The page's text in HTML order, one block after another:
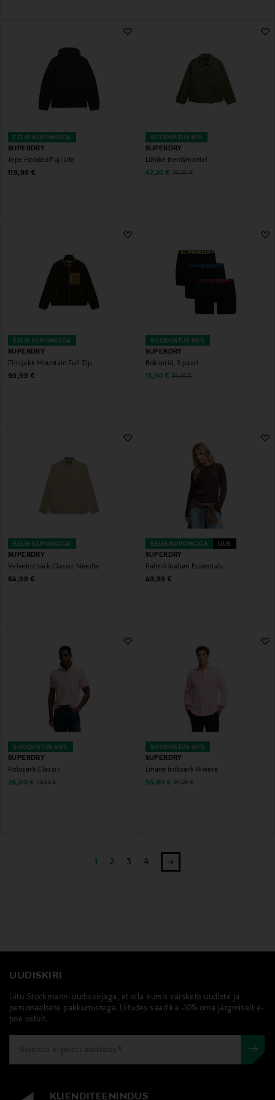
EELIS KUPONGIGA
SUPERDRY
Jope Hooded Fuji Lite
Original Price
119,99 €
SOODUSTUS 61%
SUPERDRY
Lühike trentšmantel
Discounted Price
47,20 € Original Price
119,99 €
EELIS KUPONGIGA
SUPERDRY
Fliisjakk Mountain Full Zip
Original Price
99,99 €
SOODUSTUS 60%
SUPERDRY
Bokserid, 3 paari
Discounted Price
15,90 € Original Price
39,99 €
EELIS KUPONGIGA
SUPERDRY
Velvetist särk Classic Needle
Original Price
64,99 €
EELIS KUPONGIGA UUS
SUPERDRY
Palmikkudum Essentials
Original Price
49,99 €
SOODUSTUS 40%
SUPERDRY
Polosärk Classic
Discounted Price
29,90 € Original Price
49,99 €
SOODUSTUS 40%
SUPERDRY
Linane triiksärk Riviera
Discounted Price
56,90 € Original Price
94,99 €
1 2 3 4
UUDISKIRI
Liitu Stockmanni uudiskirjaga, et olla kursis värskete uudiste ja
personaalsete pakkumistega. Liitudes saad ka -10% oma järgmiselt e-
poe ostult.
KLIENDITEENINDUS